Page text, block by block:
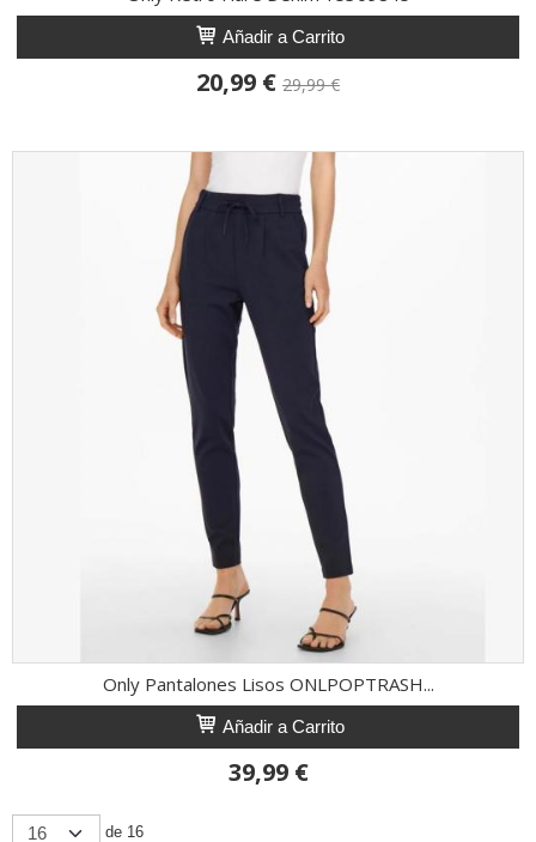
Añadir a Carrito
20,99 € 29,99 €
Only Pantalones Lisos ONLPOPTRASH...
Añadir a Carrito
39,99 €
de 16